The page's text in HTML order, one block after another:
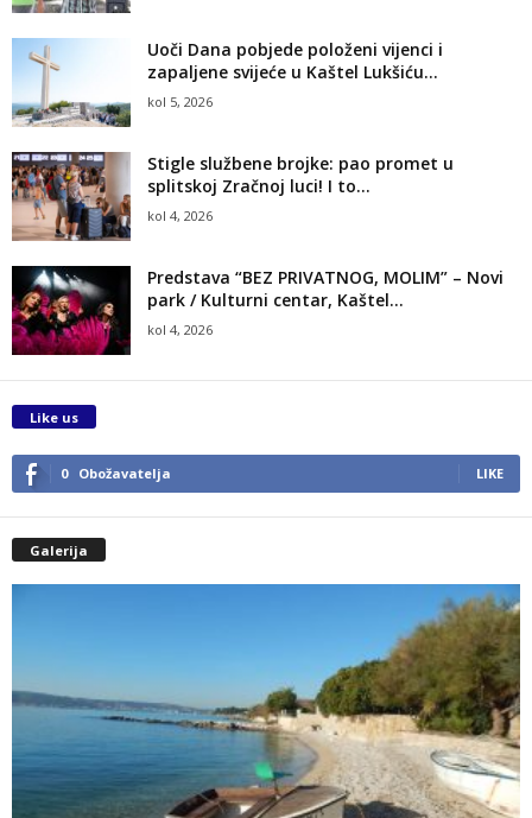
Uoči Dana pobjede položeni vijenci i
zapaljene svijeće u Kaštel Lukšiću...
kol 5, 2026
Stigle službene brojke: pao promet u
splitskoj Zračnoj luci! I to...
kol 4, 2026
Predstava “BEZ PRIVATNOG, MOLIM” – Novi
park / Kulturni centar, Kaštel...
kol 4, 2026
Like us
0 Obožavatelja LIKE
Galerija